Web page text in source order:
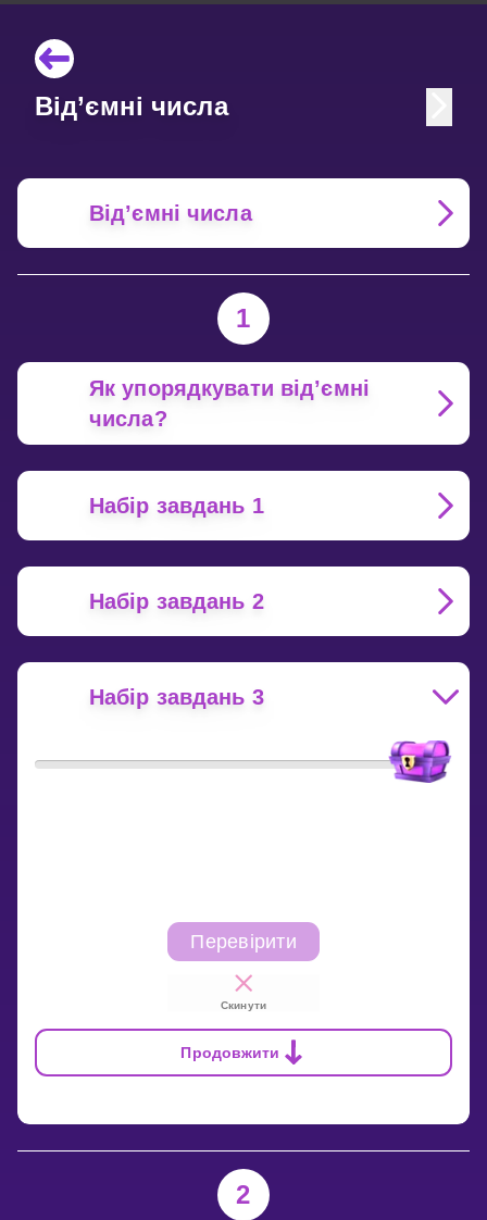
Від’ємні числа
Від’ємні числа
1
Як упорядкувати від’ємні
числа?
Набір завдань 1
Набір завдань 2
Набір завдань 3
Перевірити
Скинути
Продовжити
2